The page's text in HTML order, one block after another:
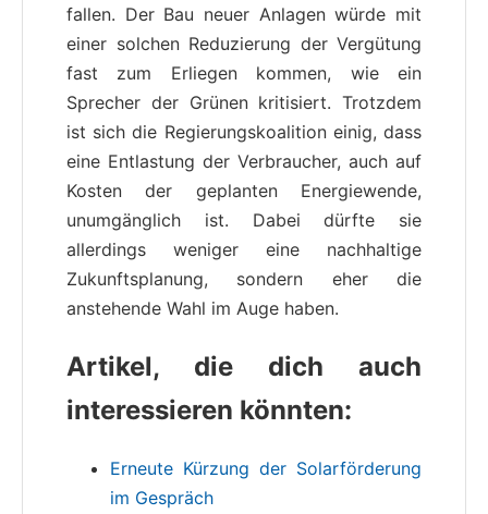
fallen. Der Bau neuer Anlagen würde mit
einer solchen Reduzierung der Vergütung
fast zum Erliegen kommen, wie ein
Sprecher der Grünen kritisiert. Trotzdem
ist sich die Regierungskoalition einig, dass
eine Entlastung der Verbraucher, auch auf
Kosten der geplanten Energiewende,
unumgänglich ist. Dabei dürfte sie
allerdings weniger eine nachhaltige
Zukunftsplanung, sondern eher die
anstehende Wahl im Auge haben.
Artikel, die dich auch
interessieren könnten:
Erneute Kürzung der Solarförderung
im Gespräch